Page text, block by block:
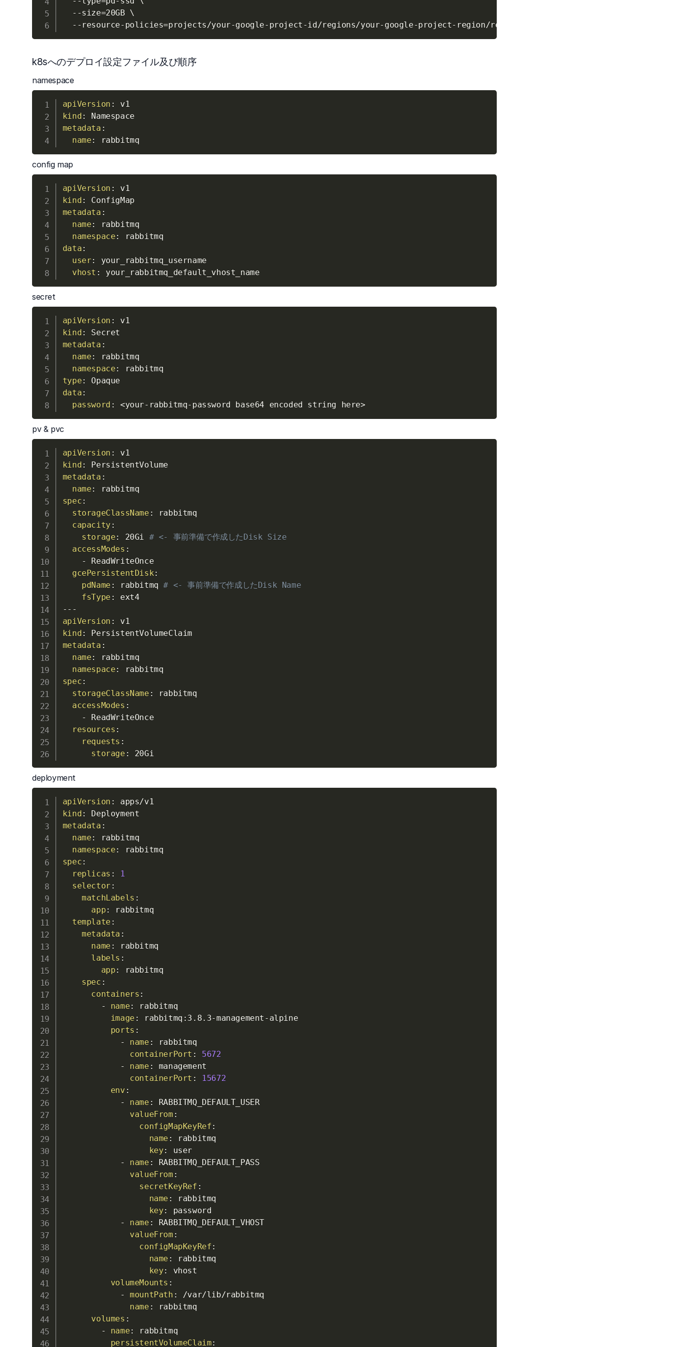
--size=20GB \
  --resource-policies
=
k8sへのデプロイ設定ファイル及び順序
namespace
apiVersion :
kind :
metadata :
name:
config map
apiVersion :
kind :
metadata :
name:
rabbitmq
namespace:
data:
user:
your_rabbitmq_username
vhost :
secret
apiVersion :
kind :
metadata :
name:
rabbitmq
namespace:
type:
data:
password : <your- rabbitmq- password base64 encoded string here>
pv & pvc
apiVersion :
kind :
metadata :
name:
spec:
storageClassName :
rabbitmq
capacity :
storage: 20Gi # <- 事前準備で作成したDisk Size
accessModes :
-
ReadWriteOnce
gcePersistentDisk:
pdName : rabbitmq # <- 事前準備で作成したDisk Name
fsType :
---
apiVersion :
kind :
metadata :
name:
rabbitmq
namespace:
spec:
storageClassName :
rabbitmq
accessModes :
-
ReadWriteOnce
resources :
requests :
storage :
deployment
apiVersion :
kind :
metadata :
name:
rabbitmq
namespace:
spec:
replicas :
1
selector :
matchLabels :
app:
rabbitmq
template :
metadata :
name :
rabbitmq
labels :
app:
rabbitmq
spec :
containers :
-
name:
rabbitmq
image : rabbitmq : 3.8.3-management - alpine
ports :
-
name :
rabbitmq
containerPort :
5672
-
name :
management
containerPort :
15672
env :
-
name :
RABBITMQ_DEFAULT_USER
valueFrom :
configMapKeyRef:
name :
rabbitmq
key:
user
-
name :
RABBITMQ_DEFAULT_PASS
valueFrom :
secretKeyRef :
name :
rabbitmq
key:
password
-
name :
RABBITMQ_DEFAULT_VHOST
valueFrom :
configMapKeyRef:
name :
rabbitmq
key:
vhost
volumeMounts :
-
mountPath :
/var/lib/rabbitmq
name :
rabbitmq
volumes :
-
name:
rabbitmq
persistentVolumeClaim: